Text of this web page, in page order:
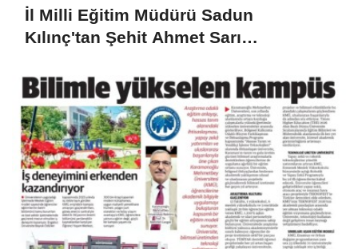
İl Milli Eğitim Müdürü Sadun
Kılınç'tan Şehit Ahmet Sarı